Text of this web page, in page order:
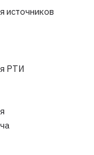
источников
РТИ